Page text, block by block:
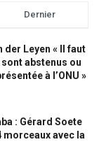
Dernier
der Leyen « Il faut
abstenus ou
à l’ONU »
: Gérard Soete
morceaux avec la